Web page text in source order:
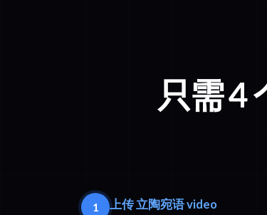
只需 4
1 上传 立陶宛语 video